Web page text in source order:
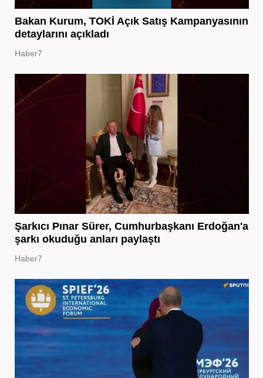
Bakan Kurum, TOKİ Açık Satış Kampanyasının
detaylarını açıkladı
Haber7
Şarkıcı Pınar Sürer, Cumhurbaşkanı Erdoğan'a
şarkı okuduğu anları paylaştı
Haber7